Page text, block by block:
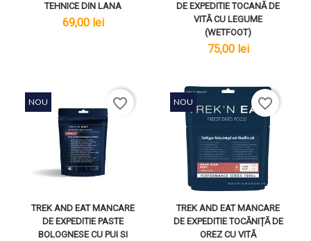
TEHNICE DIN LANA
lei
69,00 lei
DE EXPEDITIE TOCANĂ DE
VITĂ CU LEGUME
(WETFOOT)
lei
75,00 lei
TREK AND EAT MANCARE
DE EXPEDITIE PASTE
BOLOGNESE CU PUI SI
NOU favorite_border
TREK AND EAT MANCARE
DE EXPEDITIE TOCĂNIȚĂ DE
OREZ CU VITĂ
NOU favorite_border